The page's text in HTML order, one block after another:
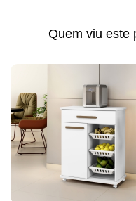
Quem viu este